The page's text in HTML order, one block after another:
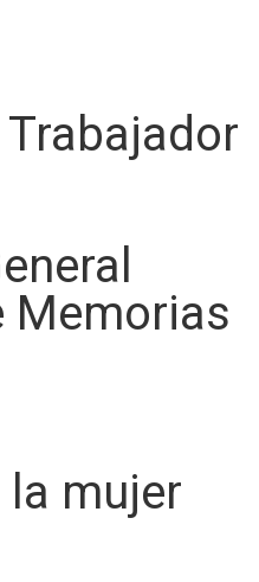
Memorias
la mujer